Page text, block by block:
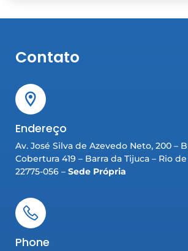
Contato
Endereço
Av. José Silva de Azevedo Neto, 200 –
Cobertura 419 – Barra da Tijuca – Rio
22775-056 – Sede Própria
Phone